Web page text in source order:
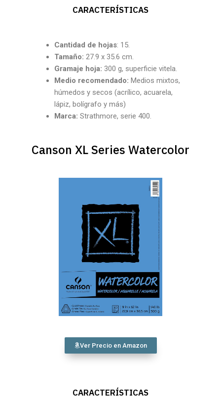
CARACTERÍSTICAS
Cantidad de hojas: 15.
Tamaño: 27.9 x 35.6 cm.
Gramaje hoja: 300 g, superficie vitela.
Medio recomendado: Medios mixtos,
húmedos y secos (acrílico, acuarela,
lápiz, bolígrafo y más)
Marca: Strathmore, serie 400.
Canson XL Series Watercolor
Ver Precio en Amazon
CARACTERÍSTICAS